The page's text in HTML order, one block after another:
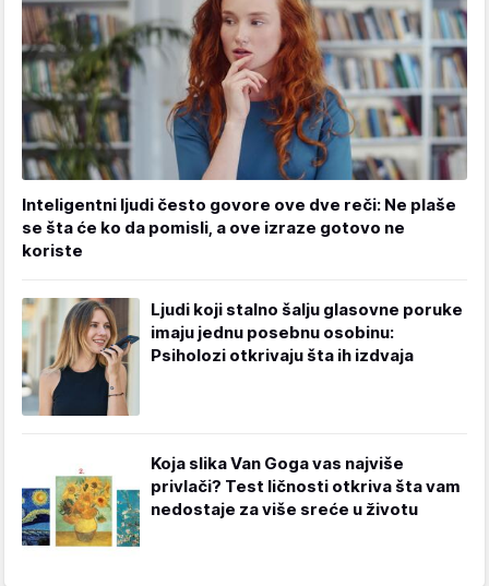
Inteligentni ljudi često govore ove dve reči: Ne plaše
se šta će ko da pomisli, a ove izraze gotovo ne
koriste
Ljudi koji stalno šalju glasovne poruke
imaju jednu posebnu osobinu:
Psiholozi otkrivaju šta ih izdvaja
Koja slika Van Goga vas najviše
privlači? Test ličnosti otkriva šta vam
nedostaje za više sreće u životu